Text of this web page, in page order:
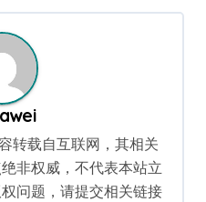
转载自互联网，其相关
非权威，不代表本站立
问题，请提交相关链接